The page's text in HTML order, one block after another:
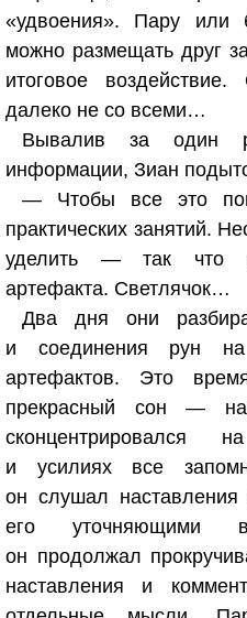
«удвоения». Пару или
можно размещать друг
итоговое
далеко не со всеми…
Вывалив за один
информации, Зиан
— Чтобы все это
практических занятий.
уделить — так что
артефакта. Светлячок…
Два дня они
и соединения рун на
артефактов. Это
прекрасный сон —
сконцентрировался
и усилиях все
он слушал
его уточняющими
он продолжал
наставления и